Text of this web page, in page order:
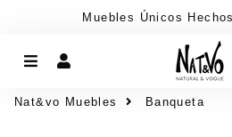
Muebles Únicos
Menú
Nat&vo Muebles Banqueta